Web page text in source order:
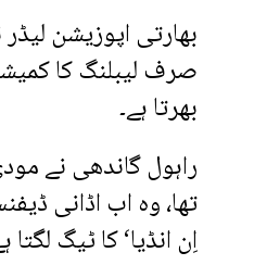
بھارتی اپوزیشن
صرف لیبلنگ کا
بھرتا ہے۔
راہول گاندھی نے
تھا، وہ اب اڈانی
اِن انڈیا‘ کا ٹیگ لگتا